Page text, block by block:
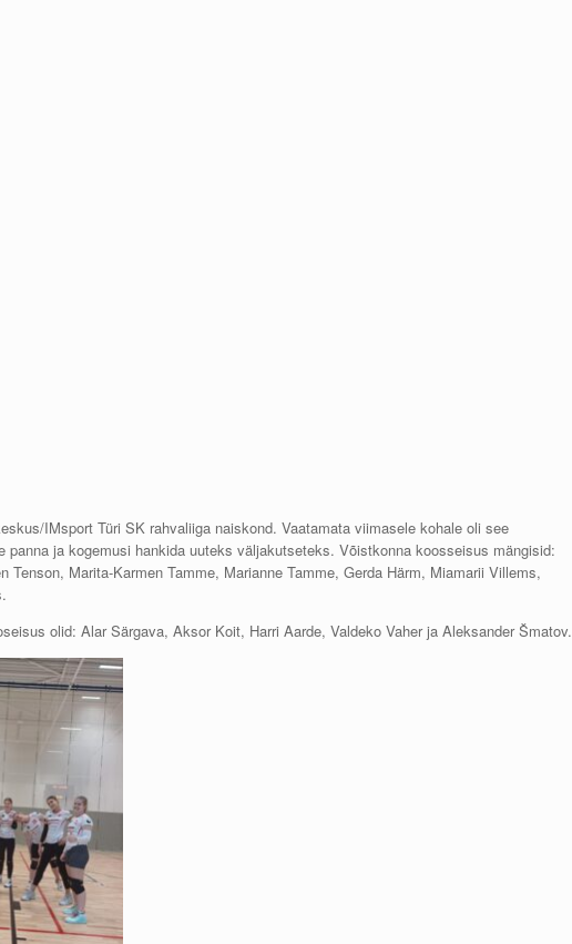
IMsport Türi SK rahvaliiga naiskond. Vaatamata viimasele kohale oli see
panna ja kogemusi hankida uuteks väljakutseteks. Võistkonna koosseisus mängisid:
Tenson, Marita-Karmen Tamme, Marianne Tamme, Gerda Härm, Miamarii Villems,
olid: Alar Särgava, Aksor Koit, Harri Aarde, Valdeko Vaher ja Aleksander Šmatov.